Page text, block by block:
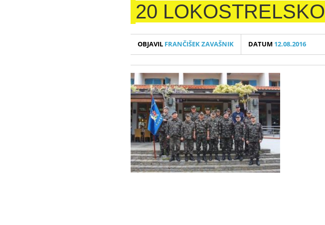
20 LOKOSTRELSKO
OBJAVIL FRANČIŠEK ZAVAŠNIK DATUM 12.08.2016